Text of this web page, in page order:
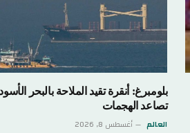
بلومبرغ: أنقرة تقيد الملاحة بالبحر الأسود عقب
تصاعد الهجمات
أغسطس 8, 2026